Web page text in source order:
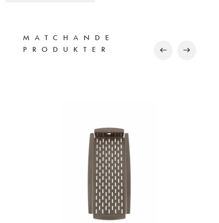
MATCHANDE
PRODUKTER